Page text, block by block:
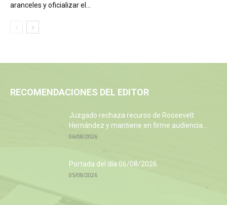
aranceles y oficializar el...
RECOMENDACIONES DEL EDITOR
Juzgado rechaza recurso de Roosevelt
Hernández y mantiene en firme audiencia...
06/08/2026
Portada del día 06/08/2026
05/08/2026